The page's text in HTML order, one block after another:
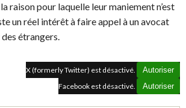
raison pour laquelle leur maniement n’est
un réel intérêt à faire appel à un avocat
étrangers.
X (formerly Twitter) est désactivé.
Autoriser
Facebook est désactivé.
Autoriser